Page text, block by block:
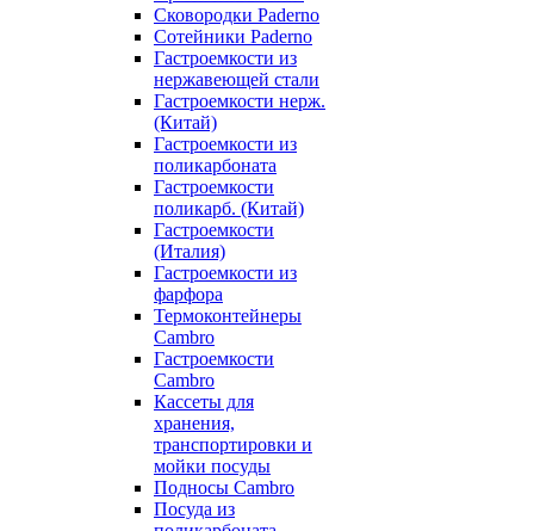
Сковородки Paderno
Сотейники Paderno
Гастроемкости из
нержавеющей стали
Гастроемкости нерж.
(Китай)
Гастроемкости из
поликарбоната
Гастроемкости
поликарб. (Китай)
Гастроемкости
(Италия)
Гастроемкости из
фарфора
Термоконтейнеры
Cambro
Гастроемкости
Cambro
Кассеты для
хранения,
транспортировки и
мойки посуды
Подносы Cambro
Посуда из